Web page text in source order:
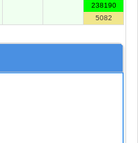
238190
5082